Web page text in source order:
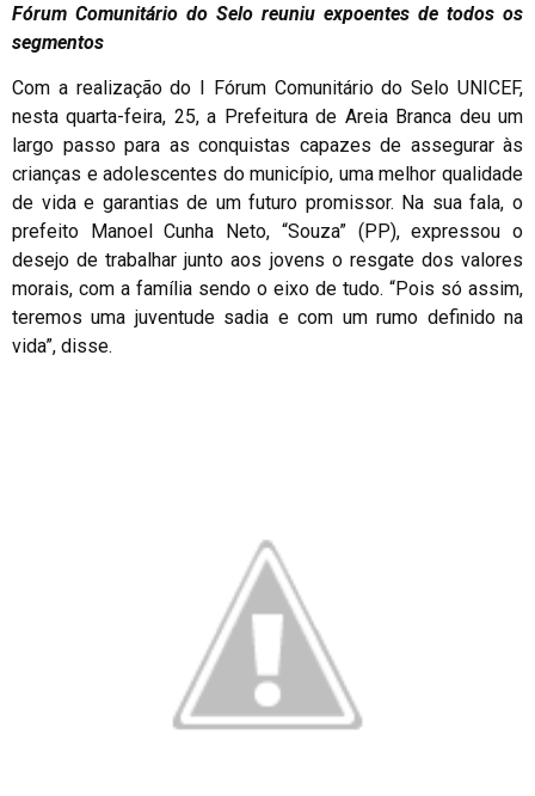
Fórum Comunitário do Selo reuniu expoentes de todos os
segmentos
Com a realização do I Fórum Comunitário do Selo UNICEF,
nesta quarta-feira, 25, a Prefeitura de Areia Branca deu um
largo passo para as conquistas capazes de assegurar às
crianças e adolescentes do município, uma melhor qualidade
de vida e garantias de um futuro promissor. Na sua fala, o
prefeito Manoel Cunha Neto, “Souza” (PP), expressou o
desejo de trabalhar junto aos jovens o resgate dos valores
morais, com a família sendo o eixo de tudo. “Pois só assim,
teremos uma juventude sadia e com um rumo definido na
vida”, disse.